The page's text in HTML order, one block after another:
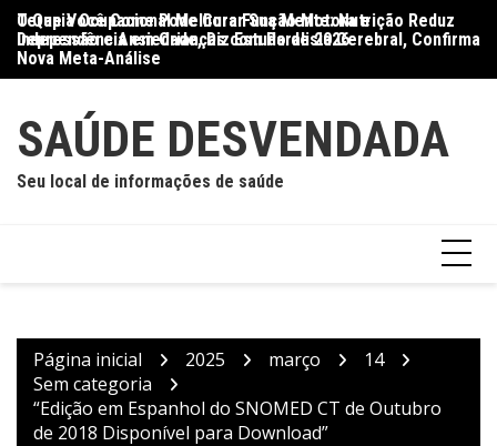
para
conteúdo
O Que Você Come Pode Curar Sua Mente: Nutrição Reduz
Depressão e Ansiedade, Diz Estudo de 2026
Terapia Ocupacional Melhora Função Motora e
Independência em Crianças com Paralisia Cerebral, Confirma
Nova Meta-Análise
SAÚDE DESVENDADA
Seu local de informações de saúde
Página inicial 2025 março
14
Sem categoria
“Edição em Espanhol do SNOMED CT de Outubro
de 2018 Disponível para Download”